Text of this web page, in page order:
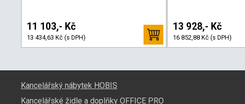
11 103,- Kč
13 434,63 Kč (s DPH)
13 928,- Kč
16 852,88 Kč (s DPH)
Kancelářský nábytek HOBIS
Kancelářské židle a doplňky OFFICE PRO